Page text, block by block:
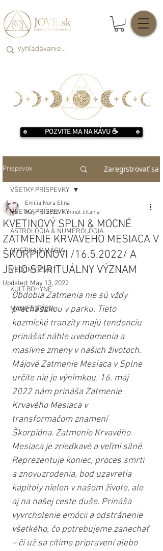
POZVITE MA NA KÁVU ☕️
Príspevok Zaregistrovať sa
VŠETKY PRÍSPEVKY
ASTROLÓGIA & NUMEROLÓGIA
MYSTIKA & MÁGIA
VEDOMÝ ŽIVOT
KULT BOHYNE
MANIFESTÁCIA
VŠETKY PRÍSPEVKY
KVETINOVÝ SPLN & MOCNÉ
ZATMENIE KRVAVÉHO MESIACA V
ŠKORPIÓNOVI /16.5.2022/ A
JEHO SPIRITUÁLNY VÝZNAM
Emilia Nora Elina
May 10, 2022 7 minút čítania
Updated: May 13, 2022
Obdobia Zatmenia nie sú vždy
prechádzkou v parku. Tieto
kozmické tranzity majú tendenciu
prinášať náhle uvedomenia a
masívne zmeny v našich životoch.
Májové Zatmenie Mesiaca v Splne
určite nie je výnimkou. 16. máj
2022 nám prináša Zatmenie
Krvavého Mesiaca v
transformačom znamení
Škorpióna. Zatmenie Krvavého
Mesiaca je zriedkavé a veľmi silné.
Reprezentuje koniec, proces smrti
a znovuzrodenia, bod uzavretia
kapitoly nielen v našom živote, ale
aj na našej ceste duše. Prináša
vyvrcholenie emócii a odstránenie
všetkého, čo potrebujeme zanechať
– či už sa cítime pripravení alebo